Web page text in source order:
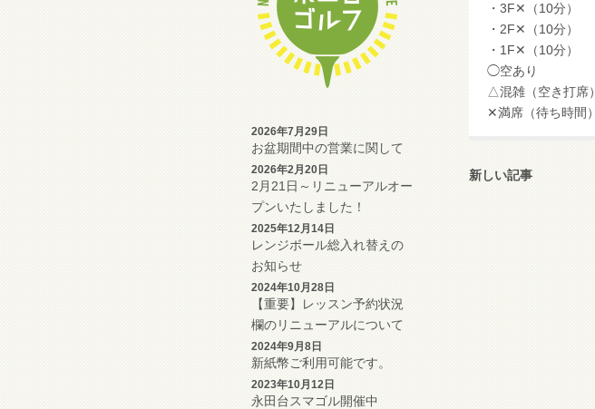
2026年7月29日
お盆期間中の営業に関して
2026年2月20日
2月21日～リニューアルオー
プンいたしました！
2025年12月14日
レンジボール総入れ替えの
お知らせ
2024年10月28日
【重要】レッスン予約状況
欄のリニューアルについて
2024年9月8日
新紙幣ご利用可能です。
2023年10月12日
永田台スマゴル開催中
・3F✕（10分）
・2F✕（10分）
・1F✕（10分）
◯空あり
△混雑（空き打席）
✕満席（待ち時間）
新しい記事